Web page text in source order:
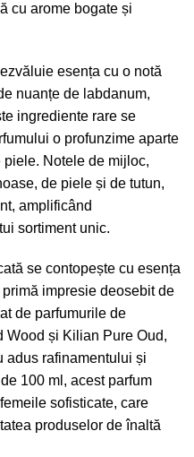
cu arome bogate și
esența cu o notă
nuanțe de labdanum,
ingrediente rare se
o profunzime aparte
Notele de mijloc,
de piele și de tutun,
amplificând
sortiment unic.
se contopește cu esența
impresie deosebit de
de parfumurile de
Wood și Kilian Pure Oud,
adus rafinamentului și
100 ml, acest parfum
sofisticate, care
produselor de înaltă